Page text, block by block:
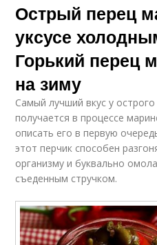
Острый перец
уксусе
Горький перец
на зиму
Самый лучший вкус у
получается в процессе
описать его в первую
этот перчик способен
организму и буквально
съеденным стручком.